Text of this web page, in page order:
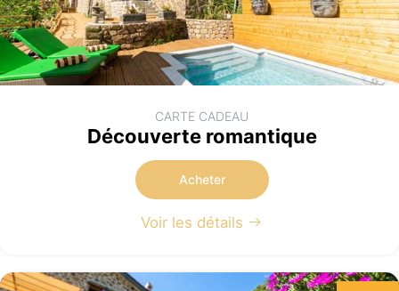
CARTE CADEAU
Découverte romantique
Acheter
Voir les détails